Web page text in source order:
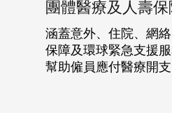
團體醫療及人壽保
涵蓋意外、住院、網
保障及環球緊急支援
幫助僱員應付醫療開